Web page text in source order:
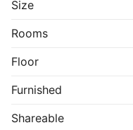
skal du have deltaget
via Bolig Portal.
Ejendommen udlejes
til private lejere.
Size
Rooms
Floor
Furnished
Shareable